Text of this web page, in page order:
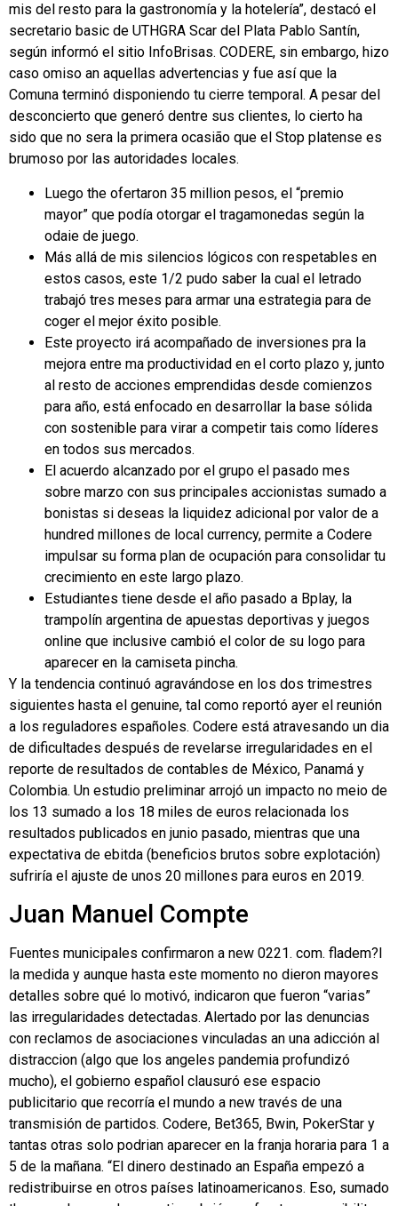
mis del resto para la gastronomía y la hotelería”, destacó el
secretario basic de UTHGRA Scar del Plata Pablo Santín,
según informó el sitio InfoBrisas. CODERE, sin embargo, hizo
caso omiso an aquellas advertencias y fue así que la
Comuna terminó disponiendo tu cierre temporal. A pesar del
desconcierto que generó dentre sus clientes, lo cierto ha
sido que no sera la primera ocasião que el Stop platense es
brumoso por las autoridades locales.
Luego the ofertaron 35 million pesos, el “premio
mayor” que podía otorgar el tragamonedas según la
odaie de juego.
Más allá de mis silencios lógicos con respetables en
estos casos, este 1/2 pudo saber la cual el letrado
trabajó tres meses para armar una estrategia para de
coger el mejor éxito posible.
Este proyecto irá acompañado de inversiones pra la
mejora entre ma productividad en el corto plazo y, junto
al resto de acciones emprendidas desde comienzos
para año, está enfocado en desarrollar la base sólida
con sostenible para virar a competir tais como líderes
en todos sus mercados.
El acuerdo alcanzado por el grupo el pasado mes
sobre marzo con sus principales accionistas sumado a
bonistas si deseas la liquidez adicional por valor de a
hundred millones de local currency, permite a Codere
impulsar su forma plan de ocupación para consolidar tu
crecimiento en este largo plazo.
Estudiantes tiene desde el año pasado a Bplay, la
trampolín argentina de apuestas deportivas y juegos
online que inclusive cambió el color de su logo para
aparecer en la camiseta pincha.
Y la tendencia continuó agravándose en los dos trimestres
siguientes hasta el genuine, tal como reportó ayer el reunión
a los reguladores españoles. Codere está atravesando un dia
de dificultades después de revelarse irregularidades en el
reporte de resultados de contables de México, Panamá y
Colombia. Un estudio preliminar arrojó un impacto no meio de
los 13 sumado a los 18 miles de euros relacionada los
resultados publicados en junio pasado, mientras que una
expectativa de ebitda (beneficios brutos sobre explotación)
sufriría el ajuste de unos 20 millones para euros en 2019.
Juan Manuel Compte
Fuentes municipales confirmaron a new 0221. com. fladem?l
la medida y aunque hasta este momento no dieron mayores
detalles sobre qué lo motivó, indicaron que fueron “varias”
las irregularidades detectadas. Alertado por las denuncias
con reclamos de asociaciones vinculadas an una adicción al
distraccion (algo que los angeles pandemia profundizó
mucho), el gobierno español clausuró ese espacio
publicitario que recorría el mundo a new través de una
transmisión de partidos. Codere, Bet365, Bwin, PokerStar y
tantas otras solo podrian aparecer en la franja horaria para 1 a
5 de la mañana. “El dinero destinado an España empezó a
redistribuirse en otros países latinoamericanos. Eso, sumado